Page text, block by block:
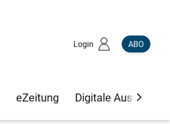
Login ABO
eZeitung Digitale Ausgaben